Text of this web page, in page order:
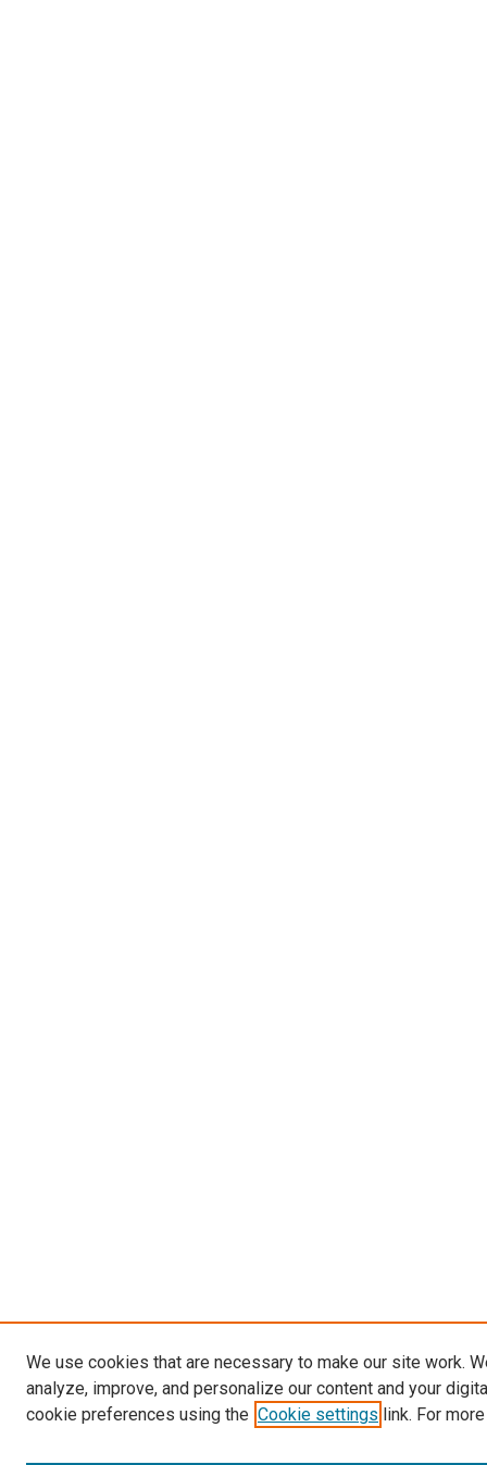
We use cookies that are necessary to make our site work.
analyze, improve, and personalize our content and your
cookie preferences using the Cookie settings link. For